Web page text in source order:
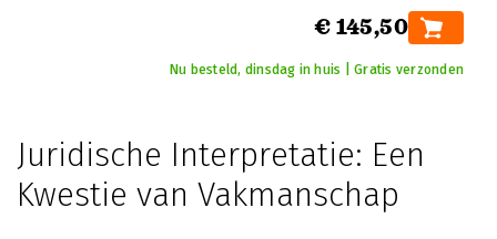
€ 145,50
Nu besteld, dinsdag in huis | Gratis verzonden
Juridische Interpretatie: Een
Kwestie van Vakmanschap